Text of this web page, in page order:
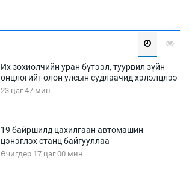
Их зохиолчийн уран бүтээл, туурвил зүйн
онцлогийг олон улсын судлаачид хэлэлцлээ
23 цаг 47 мин
19 байршилд цахилгаан автомашин
цэнэглэх станц байгууллаа
Өчигдөр 17 цаг 00 мин